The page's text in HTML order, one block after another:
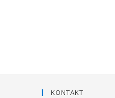
KONTAKT